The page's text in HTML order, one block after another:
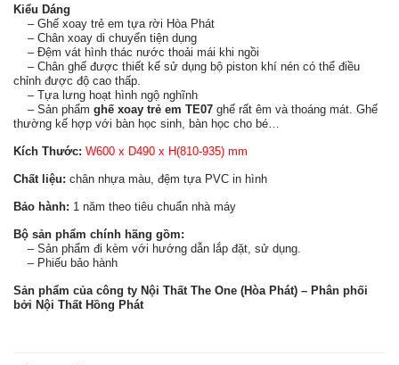
Kiểu Dáng
– Ghế xoay trẻ em tựa rời Hòa Phát
– Chân xoay di chuyển tiện dụng
– Đệm vát hình thác nước thoải mái khi ngồi
– Chân ghế được thiết kế sử dụng bộ piston khí nén có thể điều
chỉnh được độ cao thấp.
– Tựa lưng hoạt hình ngộ nghĩnh
– Sản phẩm ghế xoay trẻ em TE07 ghế rất êm và thoáng mát. Ghế
thường kế hợp với bàn học sinh, bàn học cho bé…
Kích Thước: W600 x D490 x H(810-935) mm
Chất liệu: chân nhựa màu, đệm tựa PVC in hình
Bảo hành: 1 năm theo tiêu chuẩn nhà máy
Bộ sản phẩm chính hãng gồm:
– Sản phẩm đi kèm với hướng dẫn lắp đặt, sử dụng.
– Phiếu bảo hành
Sản phẩm của công ty Nội Thất The One (Hòa Phát) – Phân phối
bởi Nội Thất Hồng Phát